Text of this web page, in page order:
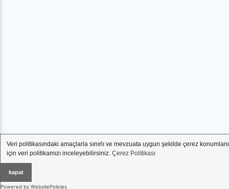
Veri politikasındaki amaçlarla sınırlı ve mevzuata uygun şekilde çerez
için veri politikamızı inceleyebilirsiniz. Çerez Politikası
kapat
Powered by WebsitePolicies